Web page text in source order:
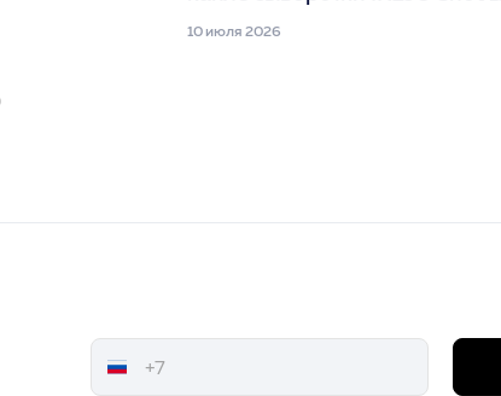
10 июля 2026